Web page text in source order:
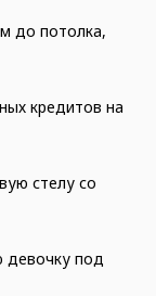
до потолка,
кредитов на
стелу со
девочку под